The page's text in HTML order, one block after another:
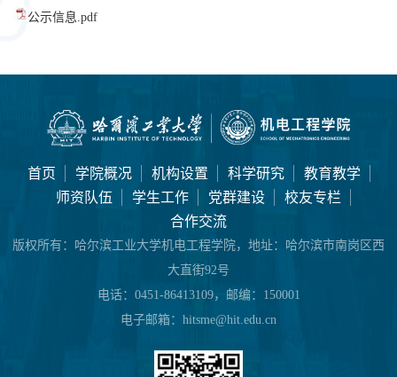
公示信息.pdf
首页 学院概况 机构设置 科学研究
教育教学
师资队伍
学生工作 党群建设
校友专栏
合作交流
版权所有： 哈尔滨工业大学机电工程学院，地址：哈尔滨市南岗区西
大直街92号
电话： 0451-86413109，邮编：150001
电子邮箱： hitsme@hit.edu.cn